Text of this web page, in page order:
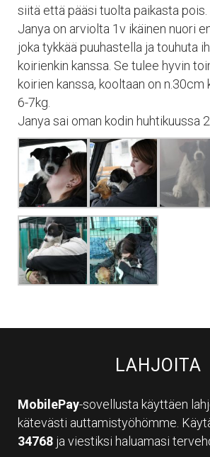
siitä että pääsi tuolta paikasta pois.
Janya on arviolta 1v ikäinen nuori
joka tykkää puuhastella ja touhuta
koirienkin kanssa. Se tulee hyvin
koirien kanssa, kooltaan on n.30cm
6-7kg.
Janya sai oman kodin huhtikuussa
LAHJOITA
MobilePay-sovellusta käyttäen
kätevästi auttamistyöhömme.
34768 ja viestiksi haluamasi